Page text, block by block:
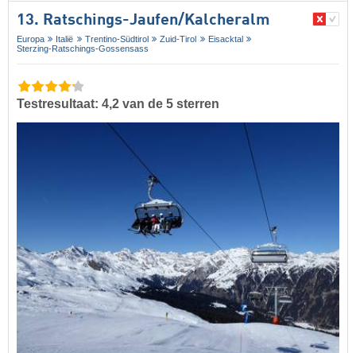
13. Ratschings-Jaufen/​Kalcheralm
Europa Italië Trentino-Südtirol Zuid-Tirol
Eisacktal
Sterzing-Ratschings-Gossensass
Testresultaat: 4,2 van de 5 sterren